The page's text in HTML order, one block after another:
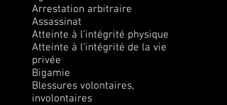
Arrestation arbitraire
Assassinat
Atteinte à l’intégrité physique
Atteinte à l’intégrité de la vie
privée
Bigamie
Blessures volontaires,
involontaires